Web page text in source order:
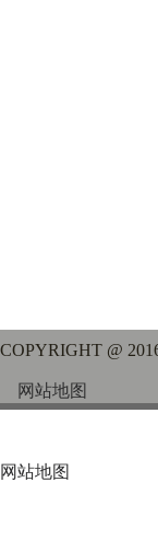
COPYRIGHT @
网站地图
网站地图